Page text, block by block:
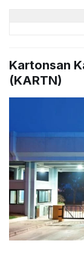
Kartonsan
(KARTN)